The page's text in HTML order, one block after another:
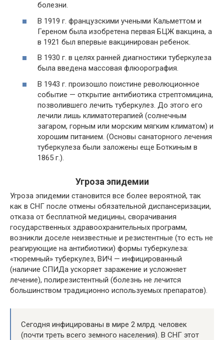
болезни.
В 1919 г. французскими учеными Кальметтом и
Гереном была изобретена первая БЦЖ вакцина, а
в 1921 был впервые вакцинирован ребенок.
В 1930 г. в целях ранней диагностики туберкулеза
была введена массовая флюорография.
В 1943 г. произошло поистине революционное
событие — открытие антибиотика стрептомицина,
позволившего лечить туберкулез. До этого его
лечили лишь климатотерапией (солнечным
загаром, горным или морским мягким климатом) и
хорошим питанием. (Основы санаторного лечения
туберкулеза были заложены еще Боткиным в
1865 г.).
Угроза эпидемии
Угроза эпидемии становится все более вероятной, так
как в СНГ после отмены обязательной диспансеризации,
отказа от бесплатной медицины, сворачивания
государственных здравоохранительных программ,
возникли доселе неизвестные и резистентные (то есть не
реагирующие на антибиотики) формы туберкулеза:
«тюремный» туберкулез, ВИЧ — инфицированный
(наличие СПИДа ускоряет заражение и усложняет
лечение), полирезистентный (болезнь не лечится
большинством традиционно используемых препаратов).
Сегодня инфицированы в мире 2 млрд. человек
(почти треть всего земного населения). В СНГ этот